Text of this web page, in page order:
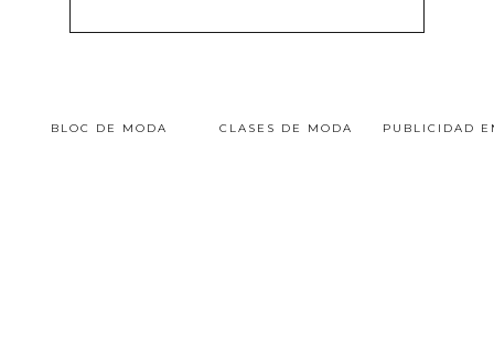
BLOC DE MODA CLASES DE MODA PUBLICIDAD